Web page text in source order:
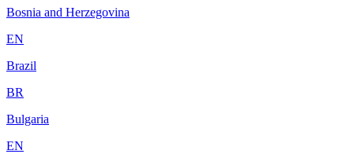
Bosnia and Herzegovina
EN
Brazil
BR
Bulgaria
EN